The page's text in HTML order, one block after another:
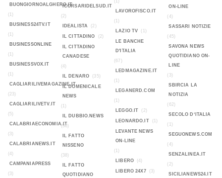
BUONGIORNOALGHERO.IT
(1)
BUSINESS24TV.IT
(1)
BUSINESSONLINE
(1)
BUSINESSVOX.IT
(1)
CAGLIARILIVEMAGAZINE.IT
(23)
CAGLIARILIVETV.IT
(5)
CALABRIAECONOMIA.IT
(3)
CALABRIANEWS.IT
(4)
CAMPANIAPRESS
(3)
ICORSARIDELSUD.IT
(2)
IDEALISTA
(2)
IL CITTADINO (2)
IL CITTADINO
CANADESE
(4)
IL DENARO
(35)
IL DOMENICALE
NEWS
(1)
IL DUBBIO.NEWS
(36)
IL FATTO
NISSENO
(38)
IL FATTO
QUOTIDIANO
(1)
LAVOROFISCO.IT
(1)
LAZIO TV
(1)
LE BANCHE
D'ITALIA
(67)
LEDMAGAZINE.IT
(1)
LEGANERD.COM
(1)
LEGGO.IT
(2)
LEONARDO.IT (1)
LEVANTE NEWS
ON-LINE
(1)
LIBERO
(4)
LIBERO 24X7 (3)
ON-LINE
(4)
SASSARI NOTIZIE
(45)
SAVONA NEWS
QUOTIDIANO ON-
LINE
(3)
SBIRCIA LA
NOTIZIA
(62)
SECOLO D‘ITALIA
(1)
SEGUONEWS.COM
(4)
SENZALINEA.IT
(2)
SICILIANEWS24.IT